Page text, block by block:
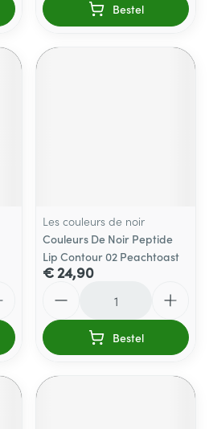
Bestel
Les couleurs de noir
Couleurs De Noir Peptide
Lip Contour 02 Peachtoast
€ 24,90
Bestel